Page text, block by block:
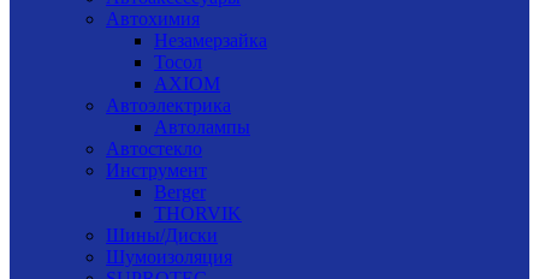
Автохимия
Незамерзайка
Тосол
AXIOM
Автоэлектрика
Автолампы
Автостекло
Инструмент
Berger
THORVIK
Шины/Диски
Шумоизоляция